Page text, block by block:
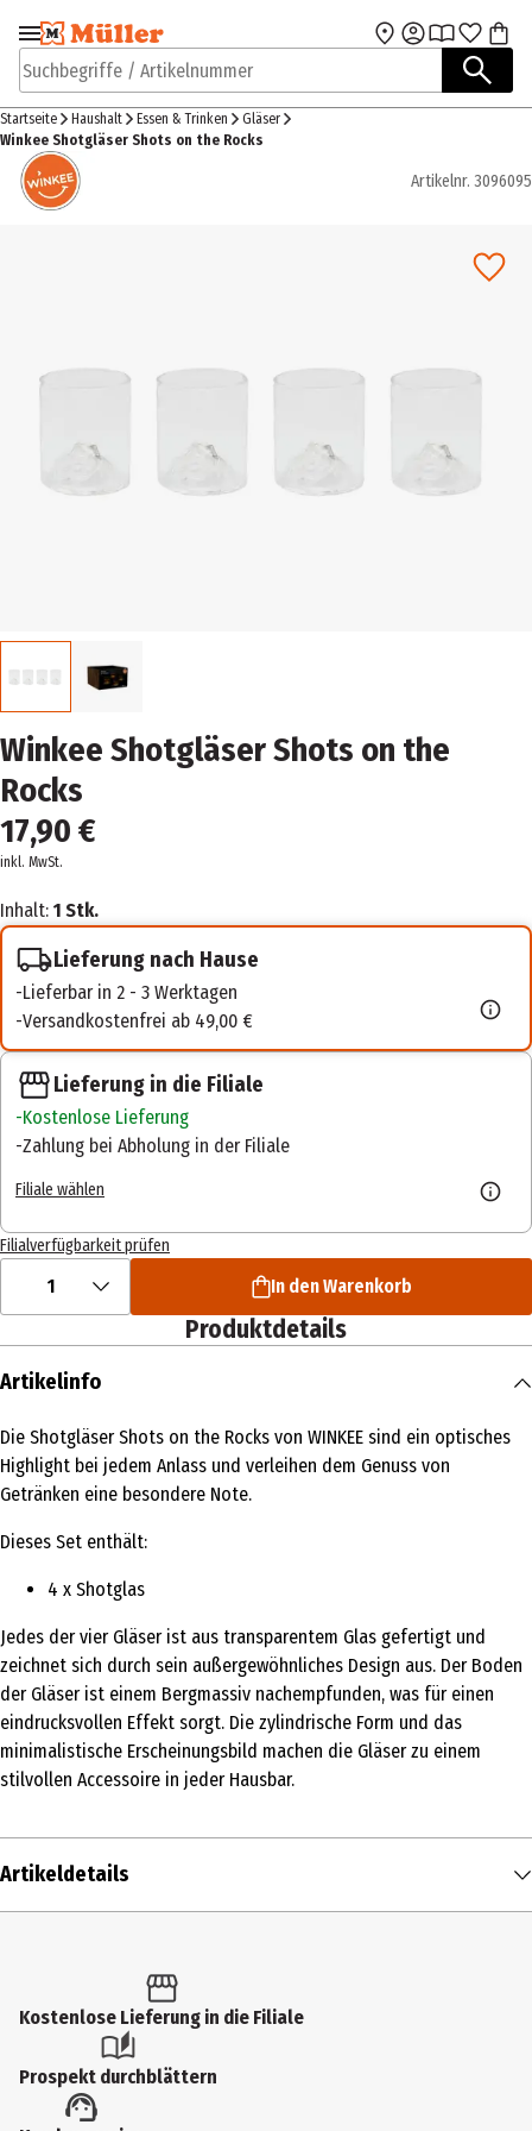
Zur Navigation
springen
Zum Hauptinhalt
Suchbegriffe / Artikelnummer
Startseite Haushalt Essen & Trinken
Gläser
Winkee Shotgläser Shots on the Rocks
Artikelnr. 3096095
Winkee Shotgläser Shots on the
Rocks
17,90 €
inkl. MwSt.
Inhalt: 1 Stk.
Lieferung nach Hause
Lieferbar in 2 - 3 Werktagen
Versandkostenfrei ab 49,00 €
Lieferung in die Filiale
Kostenlose Lieferung
Zahlung bei Abholung in der Filiale
Filiale wählen
Filialverfügbarkeit prüfen
1 In den Warenkorb
Produktdetails
Artikelinfo
Die Shotgläser Shots on the Rocks von WINKEE sind ein optisches
Highlight bei jedem Anlass und verleihen dem Genuss von
Getränken eine besondere Note.
Dieses Set enthält:
4 x Shotglas
Jedes der vier Gläser ist aus transparentem Glas gefertigt und
zeichnet sich durch sein außergewöhnliches Design aus. Der Boden
der Gläser ist einem Bergmassiv nachempfunden, was für einen
eindrucksvollen Effekt sorgt. Die zylindrische Form und das
minimalistische Erscheinungsbild machen die Gläser zu einem
stilvollen Accessoire in jeder Hausbar.
Artikeldetails
Produkttyp
Schnapsgläser
Kostenlose Lieferung in die Filiale
Prospekt durchblättern